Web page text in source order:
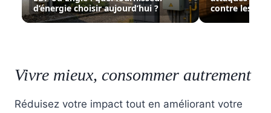
d’énergie choisir aujourd’hui ?
contre les
Vivre mieux, consommer autrement
Réduisez votre impact tout en améliorant votre